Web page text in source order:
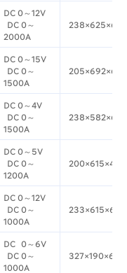
DC 0～12V
DC 0～
2000A
238×625×692
DC 0～15V
DC 0～
1500A
205×692×625
DC 0～4V
DC 0～
1500A
238×582×644
DC 0～5V
DC 0～
1200A
200×615×490
DC 0～12V
DC 0～
1000A
233×615×674
DC 0～6V
DC 0～
1000A
327×190×613